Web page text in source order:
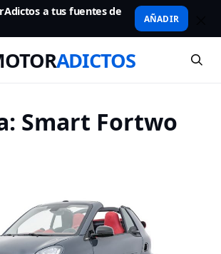
a tus fuentes de
AÑADIR
ADICTOS
Smart Fortwo